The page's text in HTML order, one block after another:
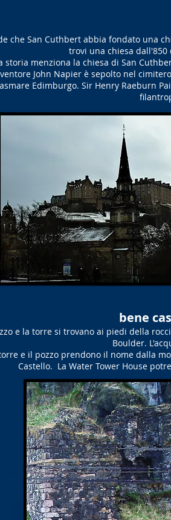
che San Cuthbert abbia fondato una
trovi una chiesa dall'850
storia menziona la chiesa di San
John Napier è sepolto nel
Edimburgo. Sir Henry Raeburn
bene
e la torre si trovano ai piedi della
Boulder.
e il pozzo prendono il nome dalla
Castello. La Water Tower House